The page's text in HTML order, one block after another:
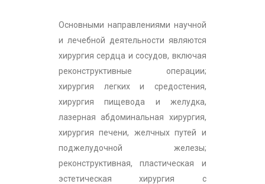
Основными направлениями научной
и лечебной деятельности являются
хирургия сердца и сосудов, включая
реконструктивные операции;
хирургия легких и средостения,
хирургия пищевода и желудка,
лазерная абдоминальная хирургия,
хирургия печени, желчных путей и
поджелудочной железы;
реконструктивная, пластическая и
эстетическая хирургия с